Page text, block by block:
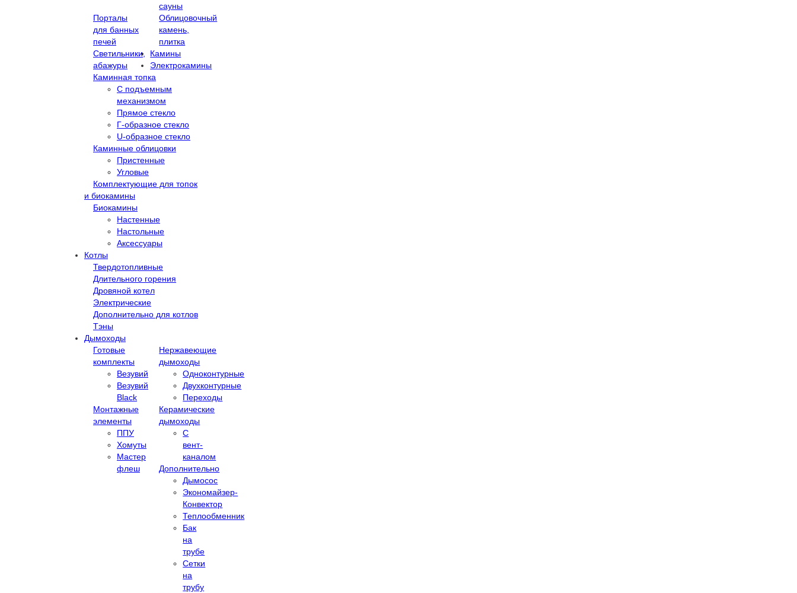
сауны
Порталы
для банных
печей
Облицовочный
камень,
плитка
Светильники,
абажуры
Камины
Каминная топка
С подъемным
механизмом
Прямое стекло
Г-образное стекло
U-образное стекло
Каминные облицовки
Пристенные
Угловые
Комплектующие для топок
Электрокамины
и биокамины
Биокамины
Настенные
Настольные
Аксессуары
Котлы
Твердотопливные
Длительного горения
Дровяной котел
Электрические
Дополнительно для котлов
Тэны
Дымоходы
Готовые
комплекты
Везувий
Везувий
Black
Нержавеющие
дымоходы
Одноконтурные
Двухконтурные
Переходы
Монтажные
элементы
ППУ
Хомуты
Мастер
флеш
Керамические
дымоходы
С
вент-
каналом
Дополнительно
Дымосос
Экономайзер-
Конвектор
Теплообменник
Бак
на
трубе
Сетки
на
трубу